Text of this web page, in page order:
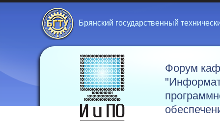
Брянский государственный
Форум